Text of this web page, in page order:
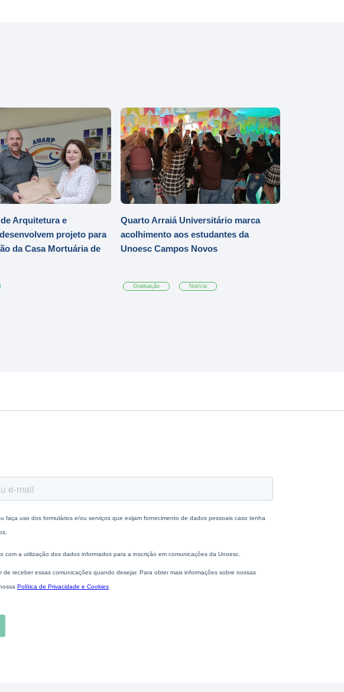
Arquitetura e
projeto para
da Casa Mortuária de
Quarto Arraiá Universitário marca
acolhimento aos estudantes da
Unoesc Campos Novos
Graduação Notícia